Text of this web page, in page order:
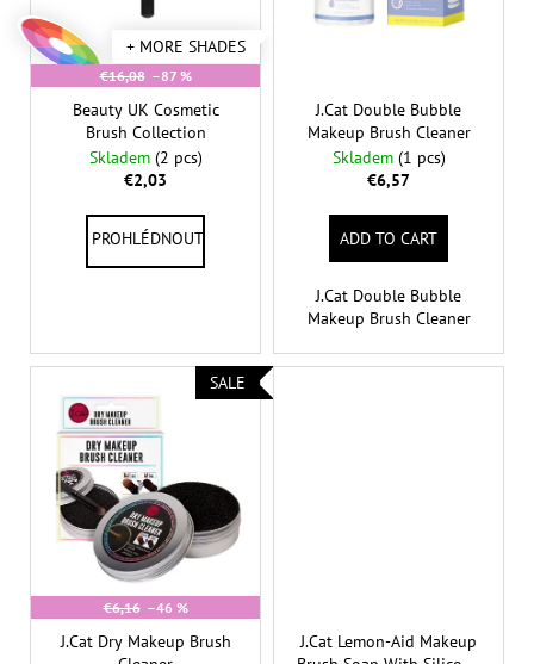
p
r
o
+ MORE SHADES
€16,08 –87 %
Beauty UK Cosmetic
Brush Collection
Skladem (2 pcs)
€2,03
J.Cat Double Bubble
Makeup Brush Cleaner
Skladem (1 pcs)
€6,57
ADD TO CART
J.Cat Double Bubble
Makeup Brush Cleaner
SALE
€6,16 –46 %
J.Cat Dry Makeup Brush
J.Cat Lemon-Aid Makeup
c
o
m
m
30
€10,29